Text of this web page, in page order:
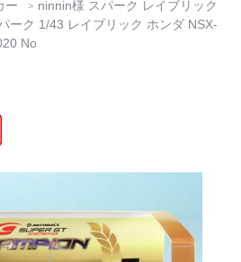
ー
ninnin様 スパーク レイブリック
ーク 1/43 レイブリック ホンダ NSX-
No